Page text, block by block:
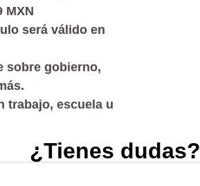
MXN
será válido en
sobre gobierno,
trabajo, escuela u
¿Tienes dudas?